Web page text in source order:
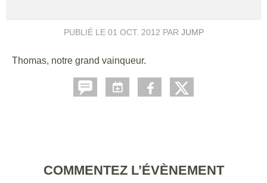
PUBLIÉ LE 01 OCT. 2012 PAR JUMP
Thomas, notre grand vainqueur.
COMMENTEZ L’ÉVÈNEMENT